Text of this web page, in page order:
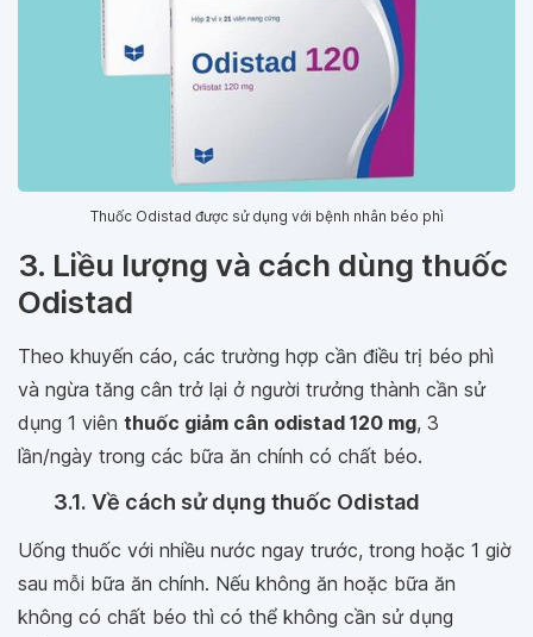
Thuốc Odistad được sử dụng với bệnh nhân béo phì
3. Liều lượng và cách dùng thuốc
Odistad
Theo khuyến cáo, các trường hợp cần điều trị béo phì
và ngừa tăng cân trở lại ở người trưởng thành cần sử
dụng 1 viên thuốc giảm cân odistad 120 mg, 3
lần/ngày trong các bữa ăn chính có chất béo.
3.1. Về cách sử dụng thuốc Odistad
Uống thuốc với nhiều nước ngay trước, trong hoặc 1 giờ
sau mỗi bữa ăn chính. Nếu không ăn hoặc bữa ăn
không có chất béo thì có thể không cần sử dụng